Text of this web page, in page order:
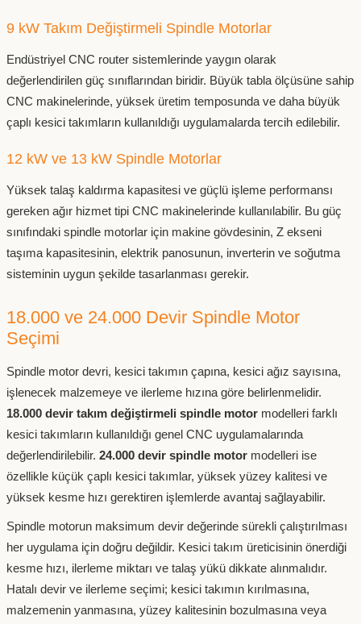
9 kW Takım Değiştirmeli Spindle Motorlar
Endüstriyel CNC router sistemlerinde yaygın olarak
değerlendirilen güç sınıflarından biridir. Büyük tabla ölçüsüne sahip
CNC makinelerinde, yüksek üretim temposunda ve daha büyük
çaplı kesici takımların kullanıldığı uygulamalarda tercih edilebilir.
12 kW ve 13 kW Spindle Motorlar
Yüksek talaş kaldırma kapasitesi ve güçlü işleme performansı
gereken ağır hizmet tipi CNC makinelerinde kullanılabilir. Bu güç
sınıfındaki spindle motorlar için makine gövdesinin, Z ekseni
taşıma kapasitesinin, elektrik panosunun, inverterin ve soğutma
sisteminin uygun şekilde tasarlanması gerekir.
18.000 ve 24.000 Devir Spindle Motor
Seçimi
Spindle motor devri, kesici takımın çapına, kesici ağız sayısına,
işlenecek malzemeye ve ilerleme hızına göre belirlenmelidir.
18.000 devir takım değiştirmeli spindle motor modelleri farklı
kesici takımların kullanıldığı genel CNC uygulamalarında
değerlendirilebilir. 24.000 devir spindle motor modelleri ise
özellikle küçük çaplı kesici takımlar, yüksek yüzey kalitesi ve
yüksek kesme hızı gerektiren işlemlerde avantaj sağlayabilir.
Spindle motorun maksimum devir değerinde sürekli çalıştırılması
her uygulama için doğru değildir. Kesici takım üreticisinin önerdiği
kesme hızı, ilerleme miktarı ve talaş yükü dikkate alınmalıdır.
Hatalı devir ve ilerleme seçimi; kesici takımın kırılmasına,
malzemenin yanmasına, yüzey kalitesinin bozulmasına veya